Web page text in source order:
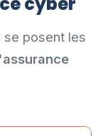
se posent les
assurance